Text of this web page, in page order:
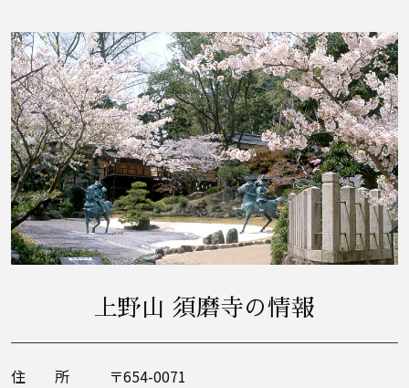
上野山 須磨寺の情報
住 所
〒654-0071